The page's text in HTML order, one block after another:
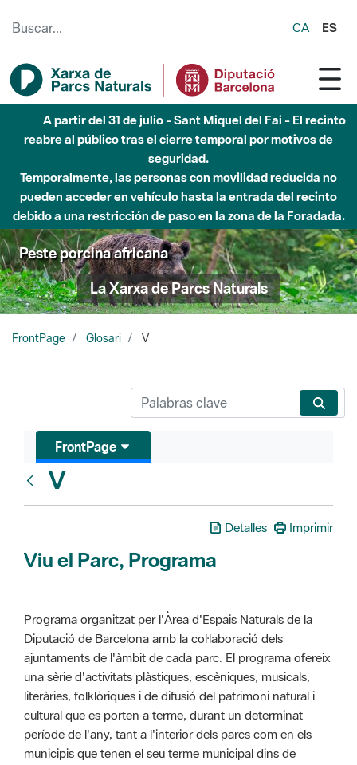
CA ES
A partir del 31 de julio - Sant Miquel del Fai - El recinto
reabre al público tras el cierre temporal por motivos de
seguridad.
Temporalmente, las personas con movilidad reducida no
pueden acceder en vehículo hasta la entrada del recinto
debido a una restricción de paso en la zona de la Foradada.
Peste porcina africana
La Xarxa de Parcs Naturals
FrontPage Glosari V
FrontPage
V
Detalles Imprimir
Viu el Parc, Programa
Programa organitzat per l'Àrea d'Espais Naturals de la
Diputació de Barcelona amb la col·laboració dels
ajuntaments de l'àmbit de cada parc. El programa ofereix
una sèrie d'activitats plàstiques, escèniques, musicals,
literàries, folklòriques i de difusió del patrimoni natural i
cultural que es porten a terme, durant un determinat
període de l'any, tant a l'interior dels parcs com en els
municipis que tenen el seu terme municipal dins de